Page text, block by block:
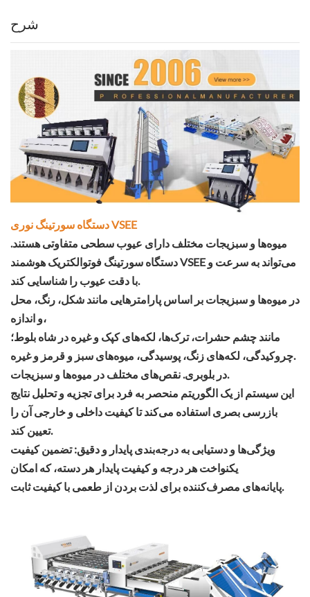
شرح
دستگاه سورتینگ نوری VSEE
میوه‌ها و سبزیجات مختلف دارای عیوب سطحی متفاوتی هستند.
دستگاه سورتینگ فوتوالکتریک هوشمند VSEE می‌تواند به سرعت و
با دقت عیوب را شناسایی کند.
در میوه‌ها و سبزیجات بر اساس پارامترهایی مانند شکل، رنگ، محل
و اندازه،
مانند چشم حشرات، ترک‌ها، لکه‌های کپک و غیره در شاه بلوط؛
چروکیدگی، لکه‌های زنگ، پوسیدگی، میوه‌های سبز و قرمز و غیره.
در بلوبری. نقص‌های مختلف در میوه‌ها و سبزیجات.
این سیستم از یک الگوریتم منحصر به فرد برای تجزیه و تحلیل نتایج
بازرسی بصری استفاده می‌کند تا کیفیت داخلی و خارجی آن را
تعیین کند.
ویژگی‌ها و دستیابی به درجه‌بندی پایدار و دقیق: تضمین کیفیت
یکنواخت هر درجه و کیفیت پایدار هر دسته، که امکان
پایانه‌های مصرف‌کننده برای لذت بردن از طعمی با کیفیت ثابت.